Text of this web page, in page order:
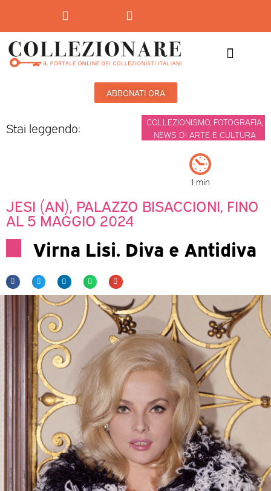
ABBONATI ORA
Stai leggendo: COLLEZIONISMO FOTOGRAFIA
NEWS DI ARTE E CULTURA
1 min
JESI (AN), PALAZZO BISACCIONI, FINO
AL 5 MAGGIO 2024
Virna Lisi. Diva e Antidiva